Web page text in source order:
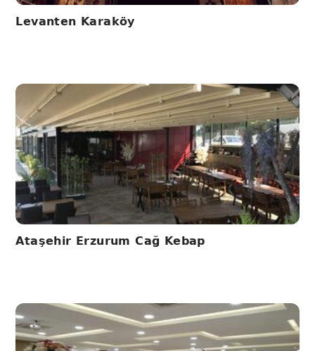
Levanten Karaköy
Ataşehir Erzurum Cağ Kebap